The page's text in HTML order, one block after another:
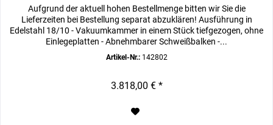
Aufgrund der aktuell hohen Bestellmenge bitten wir Sie die
Lieferzeiten bei Bestellung separat abzuklären! Ausführung in
Edelstahl 18/10 - Vakuumkammer in einem Stück tiefgezogen, ohne
Einlegeplatten - Abnehmbarer Schweißbalken -...
Artikel-Nr.:142802
3.818,00 € *